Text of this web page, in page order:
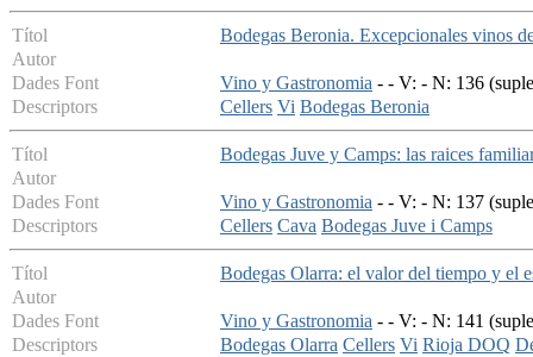
Títol
Bodegas Beronia. Excepcionales vinos
Autor
Dades Font
Vino y Gastronomia - - V: - N: 136
Descriptors
Cellers Vi Bodegas Beronia
Títol
Bodegas Juve y Camps: las raices
Autor
Dades Font
Vino y Gastronomia - - V: - N: 137
Descriptors
Cellers Cava Bodegas Juve i Camps
Títol
Bodegas Olarra: el valor del tiempo y el
Autor
Dades Font
Vino y Gastronomia - - V: - N: 141
Descriptors
Bodegas Olarra Cellers Vi Rioja DOQ